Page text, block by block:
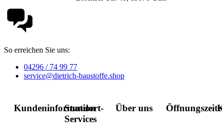
So erreichen Sie uns:
04296 / 74 99 77
service@dietrich-baustoffe.shop
Kundeninformation
Standort-
Services
Über uns